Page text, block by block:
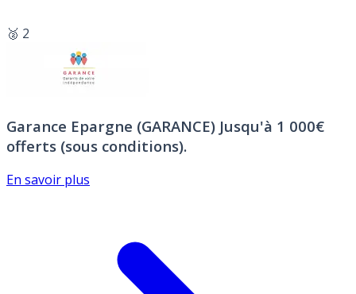
🥈 2
Garance Epargne (GARANCE) Jusqu'à 1 000€
offerts (sous conditions).
En savoir plus